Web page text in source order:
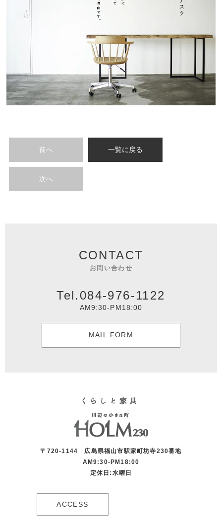
前へ 一覧に戻る
次へ
CONTACT
お問い合わせ
Tel.084-976-1122
AM9:30-PM18:00
MAIL FORM
〒720-1144 広島県福山市駅家町坊寺230番地
AM9:30-PM18:00
定休日:水曜日
ACCESS